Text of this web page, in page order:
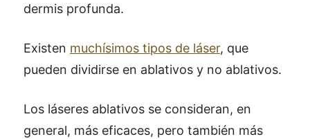
dermis profunda.
Existen muchísimos tipos de láser, que
pueden dividirse en ablativos y no ablativos.
Los láseres ablativos se consideran, en
general, más eficaces, pero también más